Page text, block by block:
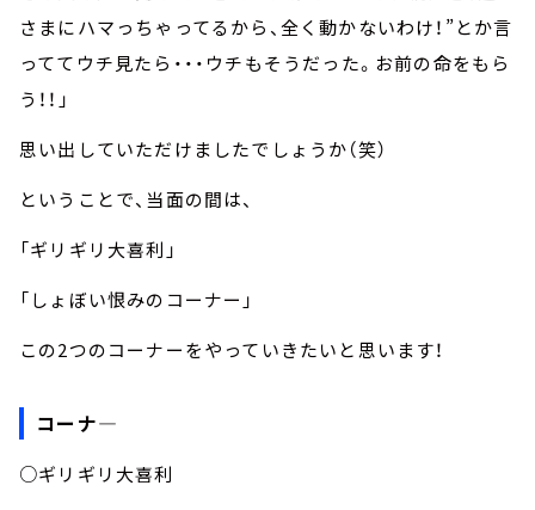
さまにハマっちゃってるから、全く動かないわけ！”とか言
っててウチ見たら・・・ウチもそうだった。お前の命をもら
う！！」
思い出していただけましたでしょうか（笑）
ということで、当面の間は、
「ギリギリ大喜利」
「しょぼい恨みのコーナー」
この2つのコーナーをやっていきたいと思います！
コーナ―
○ギリギリ大喜利